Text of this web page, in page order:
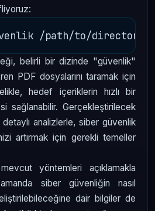
belirli bir dizinde "güvenlik"
PDF dosyalarını taramak için
hedef içeriklerin hızlı bir
sağlanabilir. Gerçekleştirilecek
analizlerle, siber güvenlik
artırmak için gerekli temeller
yöntemleri açıklamakla
siber güvenliğin nasıl
dair bilgiler de